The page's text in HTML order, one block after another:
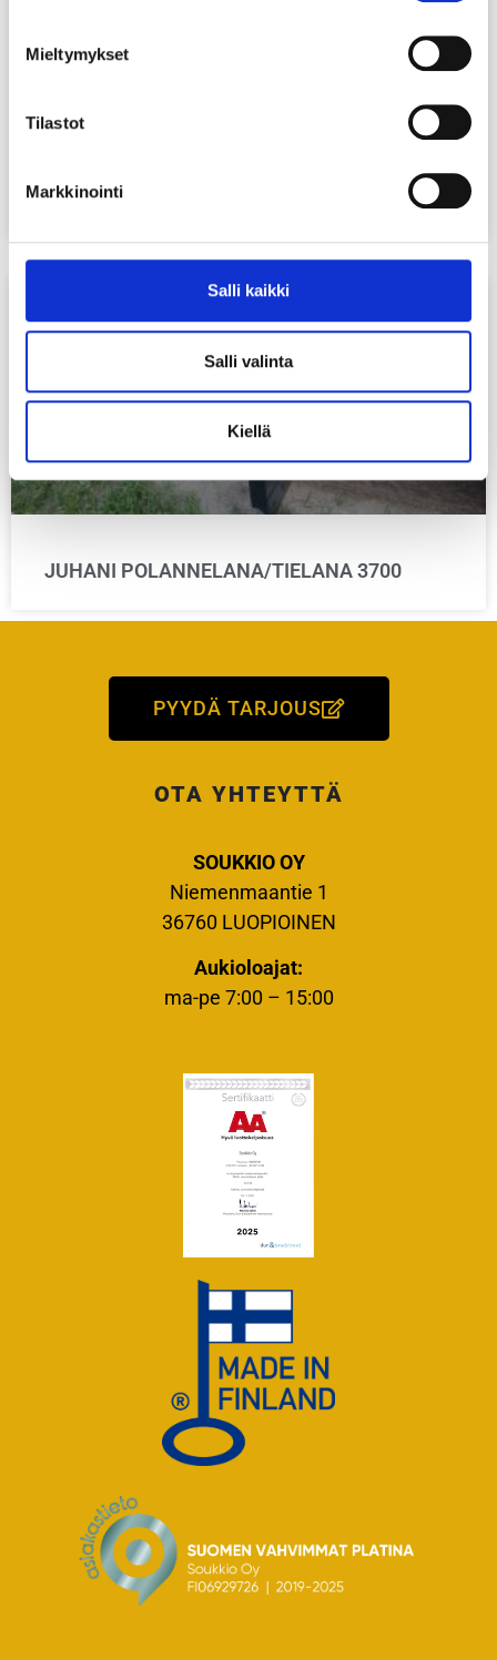
Mieltymykset
Tilastot
Markkinointi
Salli kaikki
Salli valinta
Kiellä
TUOMAS POLANNELANA/TIELANA 2400
JUHANI POLANNELANA/TIELANA 3700
PYYDÄ TARJOUS
OTA YHTEYTTÄ
SOUKKIO OY
Niemenmaantie 1
36760 LUOPIOINEN
Aukioloajat:
ma-pe 7:00 – 15:00